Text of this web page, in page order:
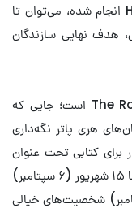
اشاره تازه‌ای که به نام Hogwarts Legacy انجام شده، می‌توان تا
هدف نهایی سازندگان
اولین اشاره در وب‌سایت The Rowling Liberary است؛ جایی که
هری پاتر نگه‌داری
برای کتابی تحت عنوان
Hogwarts Legacy مشخص شده که دقیقا ۱۵ شهریور (۶ سپتامبر)
همچنین در روز ۱۰ شهریور (۱ سپتامبر) شخصیت‌های خیالی